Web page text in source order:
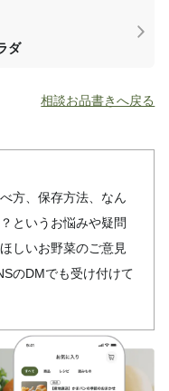
ダ
相談お品書きへ戻る
方、保存方法、なん
というお悩みや疑問
しいお野菜のご意見
のDMでも受け付けて